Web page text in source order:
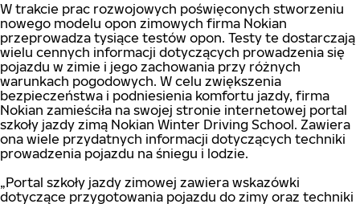
W trakcie prac rozwojowych poświęconych stworzeniu
nowego modelu opon zimowych firma Nokian
przeprowadza tysiące testów opon. Testy te dostarczają
wielu cennych informacji dotyczących prowadzenia się
pojazdu w zimie i jego zachowania przy różnych
warunkach pogodowych. W celu zwiększenia
bezpieczeństwa i podniesienia komfortu jazdy, firma
Nokian zamieściła na swojej stronie internetowej portal
szkoły jazdy zimą Nokian Winter Driving School. Zawiera
ona wiele przydatnych informacji dotyczących techniki
prowadzenia pojazdu na śniegu i lodzie.
„Portal szkoły jazdy zimowej zawiera wskazówki
dotyczące przygotowania pojazdu do zimy oraz techniki